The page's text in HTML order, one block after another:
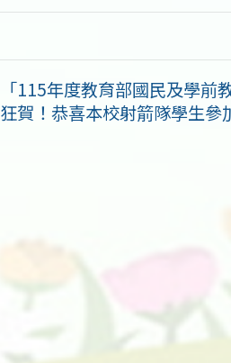
「115年度教育部國民及學
狂賀！恭喜本校射箭隊學生